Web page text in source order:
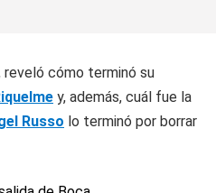
reveló cómo terminó su
y, además, cuál fue la
Russo lo terminó por borrar